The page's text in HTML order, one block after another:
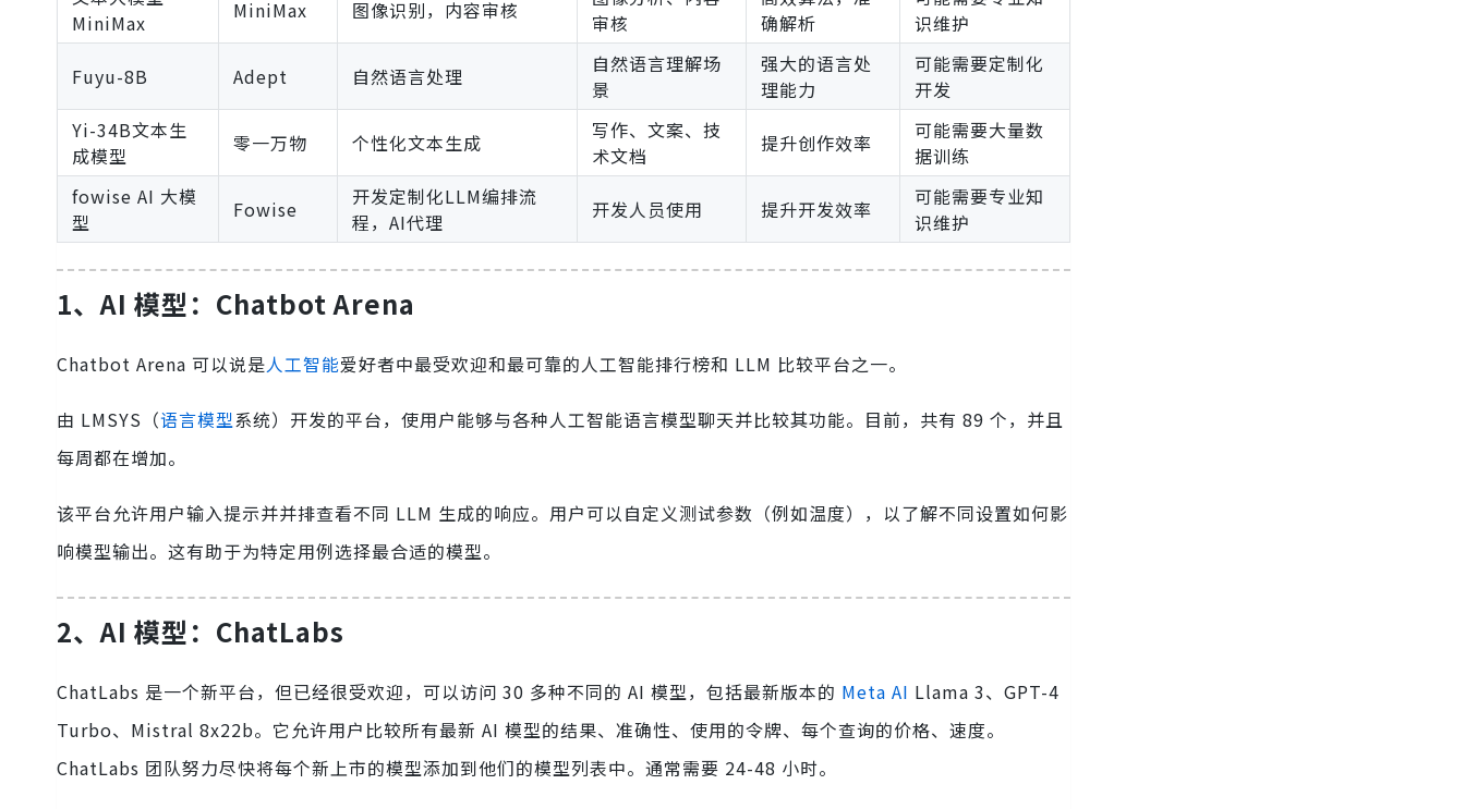
MiniMax
MiniMax 图像识别，内容审核
审核
确解析
识维护
Fuyu-8B Adept 自然语言处理
自然语言理解场
景
强大的语言处
理能力
可能需要定制化
开发
Yi-34B文本生
成模型
零一万物 个性化文本生成
写作、文案、技
术文档
提升创作效率
可能需要大量数
据训练
fowise AI 大模
型
Fowise
开发定制化LLM编排流
程，AI代理
开发人员使用 提升开发效率
可能需要专业知
识维护
1、AI 模型：Chatbot Arena
Chatbot Arena 可以说是人工智能爱好者中最受欢迎和最可靠的人工智能排行榜和 LLM 比较平台之一。
由 LMSYS（语言模型系统）开发的平台，使用户能够与各种人工智能语言模型聊天并比较其功能。目前，共有 89 个，并且
每周都在增加。
该平台允许用户输入提示并并排查看不同 LLM 生成的响应。用户可以自定义测试参数（例如温度），以了解不同设置如何影
响模型输出。这有助于为特定用例选择最合适的模型。
2、AI 模型：ChatLabs
ChatLabs 是一个新平台，但已经很受欢迎，可以访问 30 多种不同的 AI 模型，包括最新版本的 Meta AI Llama 3、GPT-4
Turbo、Mistral 8x22b。它允许用户比较所有最新 AI 模型的结果、准确性、使用的令牌、每个查询的价格、速度。
ChatLabs 团队努力尽快将每个新上市的模型添加到他们的模型列表中。通常需要 24-48 小时。